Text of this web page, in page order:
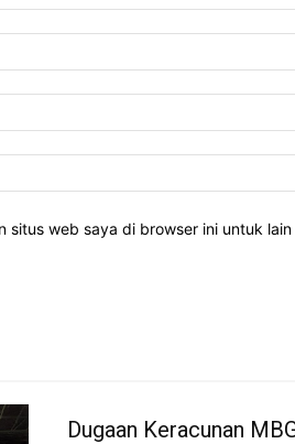
situs web saya di browser ini untuk
Dugaan Keracunan